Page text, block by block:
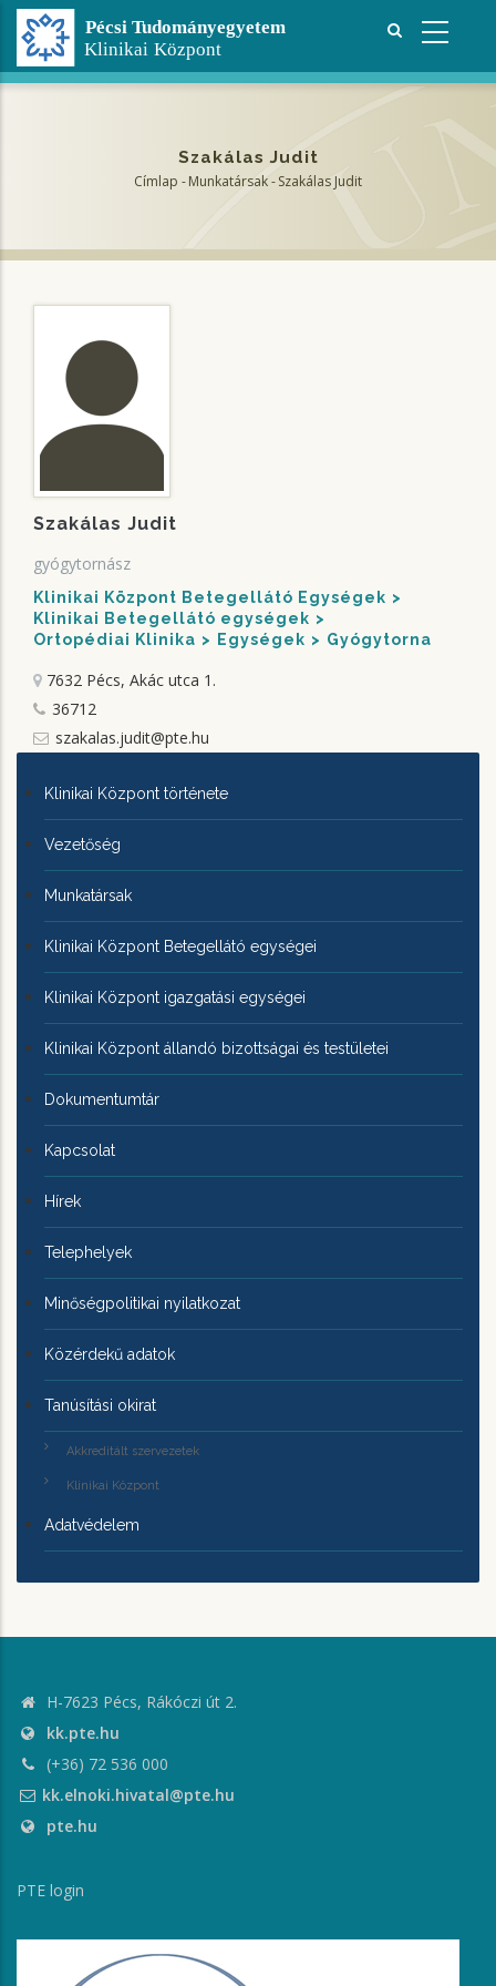
Ugrás
tartalomra
Szakálas Judit
Címlap -Munkatársak-Szakálas Judit
Szakálas Judit
gyógytornász
Klinikai Központ Betegellátó Egységek
Klinikai Betegellátó egységek
Ortopédiai Klinika
Egységek Gyógytorna
7632 Pécs, Akác utca 1.
36712
szakalas.judit@pte.hu
KLINIKAI
KÖZPONTRÓL
Klinikai Központ története
Vezetőség
Munkatársak
Klinikai Központ Betegellátó egységei
Klinikai Központ igazgatási egységei
Klinikai Központ állandó bizottságai és testületei
Dokumentumtár
Kapcsolat
Hírek
Telephelyek
Minőségpolitikai nyilatkozat
Közérdekű adatok
Tanúsítási okirat
Akkreditált szervezetek
Klinikai Központ
Adatvédelem
H-7623 Pécs, Rákóczi út 2.
kk.pte.hu
(+36) 72 536 000
kk.elnoki.hivatal@pte.hu
pte.hu
PTE login